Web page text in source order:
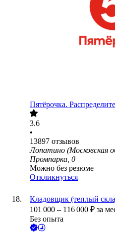
Пятёрочка.
3.6
•
13897 отзывов
Лопатино (Московская
Промпарка, 0
Можно без резюме
Откликнуться
Кладовщик (теплый
101 000 – 116 000 ₽ за
Без опыта